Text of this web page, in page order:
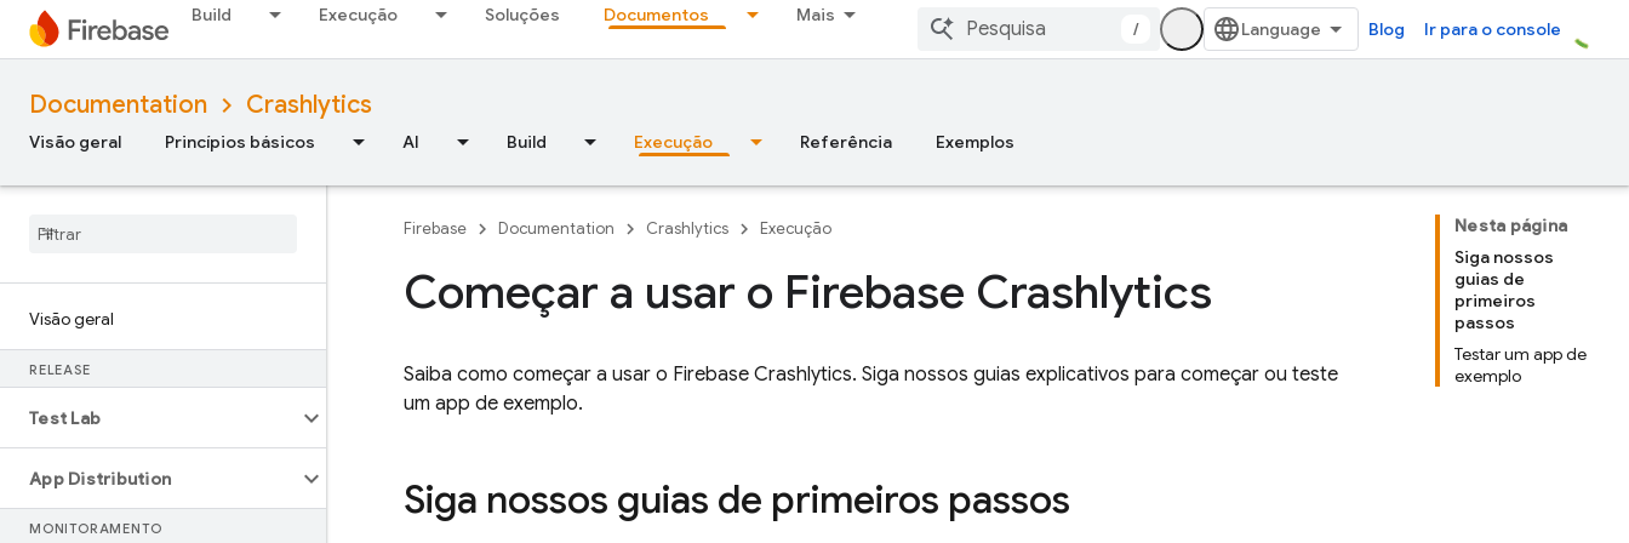
Build Execução Soluções Documentos Mais
/ Blog Ir para o console
Documentation Crashlytics
Visão geral Princípios básicos AI Build Execução Referência Exemplos
Visão geral
RELEASE
Test Lab
App Distribution
MONITORAMENTO
Nesta página
Siga nossos
guias de
primeiros
passos
Testar um app de
exemplo
Firebase Documentation Crashlytics Execução
Começar a usar o Firebase Crashlytics
Saiba como começar a usar o Firebase Crashlytics. Siga nossos guias explicativos para começar ou teste
um app de exemplo.
Siga nossos guias de primeiros passos